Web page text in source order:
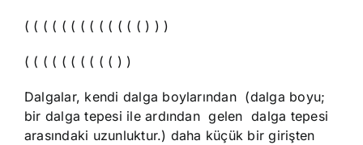
( ( ( ( ( ( ( ( ( ( ( ( ( ) ) )
( ( ( ( ( ( ( ( ( ( ) )
Dalgalar, kendi dalga boylarından (dalga boyu;
bir dalga tepesi ile ardından gelen dalga tepesi
arasındaki uzunluktur.) daha küçük bir girişten